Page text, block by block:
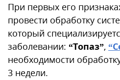
При первых его
провести обработку
который
заболевании: “Топаз”,
необходимости
3 недели.